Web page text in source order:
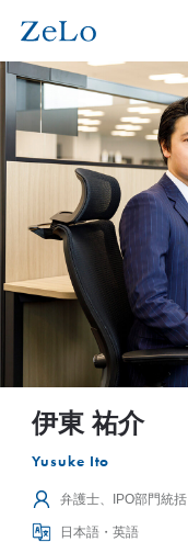
伊東 祐介
Yusuke Ito
弁護士、IPO部門統括
日本語・英語